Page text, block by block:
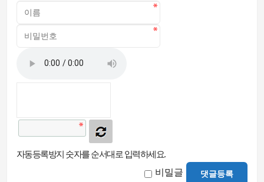
자동등록방지 숫자를 순서대로 입력하세요.
비밀글 댓글등록